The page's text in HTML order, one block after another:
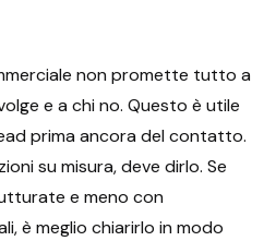
non promette tutto a
e a chi no. Questo è utile
prima ancora del contatto.
su misura, deve dirlo. Se
e meno con
è meglio chiarirlo in modo